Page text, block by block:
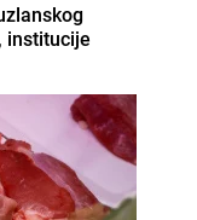
institucije